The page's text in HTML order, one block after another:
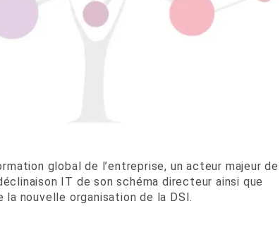
global de l’entreprise, un acteur majeur de
IT de son schéma directeur ainsi que
la nouvelle organisation de la DSI.